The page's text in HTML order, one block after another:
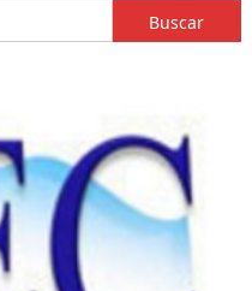
Buscar: